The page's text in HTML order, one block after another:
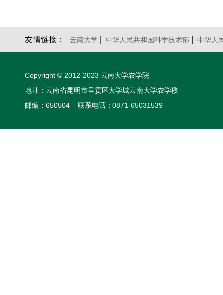
云南大学 中华人民共和国科学技术部 中华人
友情链接：
Copyright © 2012-2023 云南大学农学院
地址：云南省昆明市呈贡区大学城云南大学农学楼
邮编：650504 联系电话：0871-65031539